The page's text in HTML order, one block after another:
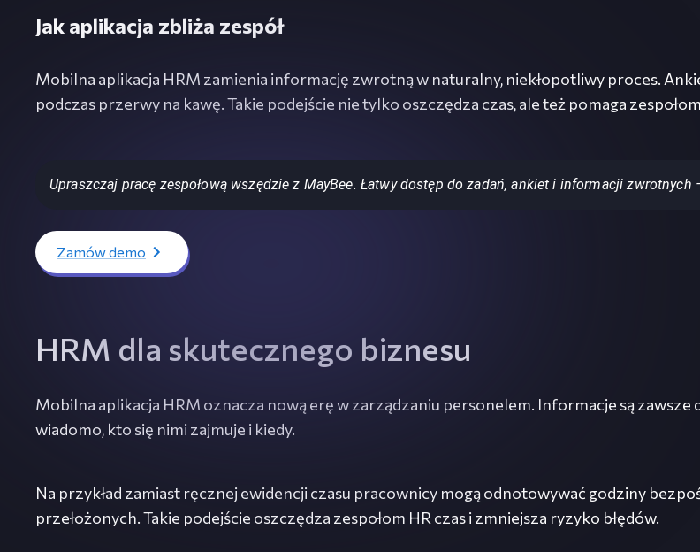
Jak aplikacja zbliża zespół
Mobilna aplikacja HRM zamienia informację zwrotną w naturalny, niekłopotliwy proces.
podczas przerwy na kawę. Takie podejście nie tylko oszczędza czas, ale też pomaga
Upraszczaj pracę zespołową wszędzie z MayBee. Łatwy dostęp do zadań, ankiet i informacji
Zamów demo
HRM dla skutecznego biznesu
Mobilna aplikacja HRM oznacza nową erę w zarządzaniu personelem. Informacje są
wiadomo, kto się nimi zajmuje i kiedy.
Na przykład zamiast ręcznej ewidencji czasu pracownicy mogą odnotowywać godziny
przełożonych. Takie podejście oszczędza zespołom HR czas i zmniejsza ryzyko błędów.